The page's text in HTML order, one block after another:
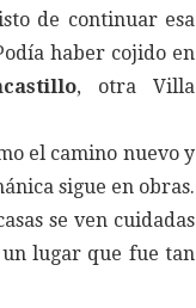
de continuar esa
haber cojido en
, otra Villa
el camino nuevo y
sigue en obras.
se ven cuidadas
lugar que fue tan